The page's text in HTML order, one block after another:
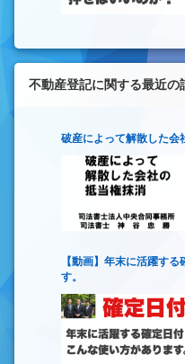
不動産登記に関する最近の
破産によって解散した会
【動画】年末に活躍す
す。